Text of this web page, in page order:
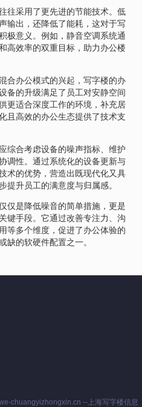
往采用了更先进的节能技术。低
输出，还降低了能耗，这对于写
极意义。例如，静音空调系统通
高效率的双重目标，助力办公楼
合办公模式的兴起，写字楼的办
备的升级满足了员工对安静空间
更适合深度工作的环境，补充居
且高效的办公生态提供了技术支
综合考虑设备的噪声指标、维护
调性。通过系统化的设备更新与
术的优势，营造出既现代化又具
提升员工的满意度与归属感。
仅是降低噪音的简单措施，更是
键手段。它通过改善专注力、沟
等多个维度，促进了办公体验的
缺的软硬件配置之一。
chuangyizhongxin.cn --上海写字楼信息